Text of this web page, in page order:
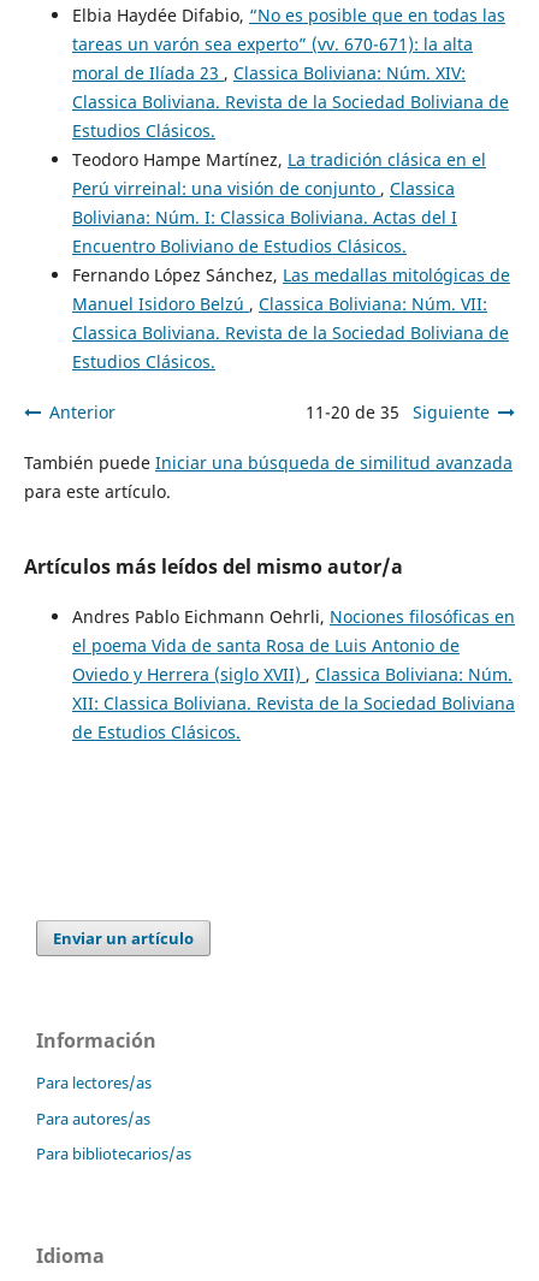
Elbia Haydée Difabio, “No es posible que en todas las
tareas un varón sea experto” (vv. 670-671): la alta
moral de Ilíada 23 , Classica Boliviana: Núm. XIV:
Classica Boliviana. Revista de la Sociedad Boliviana de
Estudios Clásicos.
Teodoro Hampe Martínez, La tradición clásica en el
Perú virreinal: una visión de conjunto , Classica
Boliviana: Núm. I: Classica Boliviana. Actas del I
Encuentro Boliviano de Estudios Clásicos.
Fernando López Sánchez, Las medallas mitológicas de
Manuel Isidoro Belzú , Classica Boliviana: Núm. VII:
Classica Boliviana. Revista de la Sociedad Boliviana de
Estudios Clásicos.
Anterior 11-20 de 35 Siguiente
También puede Iniciar una búsqueda de similitud avanzada
para este artículo.
Artículos más leídos del mismo autor/a
Andres Pablo Eichmann Oehrli, Nociones filosóficas en
el poema Vida de santa Rosa de Luis Antonio de
Oviedo y Herrera (siglo XVII) , Classica Boliviana: Núm.
XII: Classica Boliviana. Revista de la Sociedad Boliviana
de Estudios Clásicos.
Enviar un artículo
Información
Para lectores/as
Para autores/as
Para bibliotecarios/as
Idioma